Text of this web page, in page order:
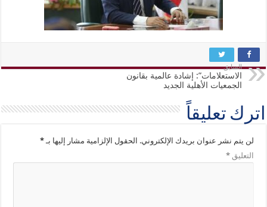
السابق
الاستعلامات”: إشادة عالمية بقانون
الجمعيات الأهلية الجديد
اترك تعليقاً
لن يتم نشر عنوان بريدك الإلكتروني. الحقول الإلزامية مشار إليها بـ*
التعليق*